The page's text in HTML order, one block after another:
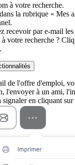
à votre recherche.
la rubrique « Mes
recevoir par e-mail
votre recherche ?
de l'offre d'emploi,
l'envoyer à un ami,
signaler en cliquant sur